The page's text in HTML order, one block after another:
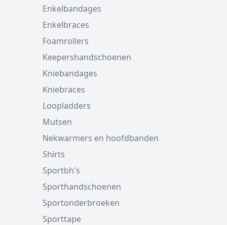
Enkelbandages
Enkelbraces
Foamrollers
Keepershandschoenen
Kniebandages
Kniebraces
Loopladders
Mutsen
Nekwarmers en hoofdbanden
Shirts
Sportbh's
Sporthandschoenen
Sportonderbroeken
Sporttape